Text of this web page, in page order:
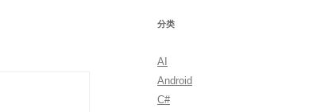
分类
AI
Android
C#